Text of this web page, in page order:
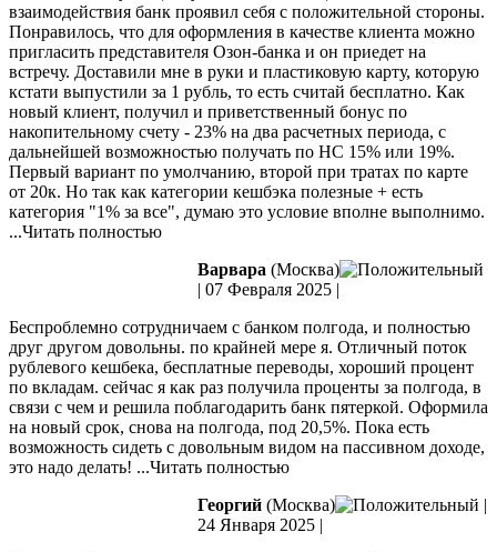
взаимодействия банк проявил себя с положительной стороны.
Понравилось, что для оформления в качестве клиента можно
пригласить представителя Озон-банка и он приедет на
встречу. Доставили мне в руки и пластиковую карту, которую
кстати выпустили за 1 рубль, то есть считай бесплатно. Как
новый клиент, получил и приветственный бонус по
накопительному счету - 23% на два расчетных периода, с
дальнейшей возможностью получать по НС 15% или 19%.
Первый вариант по умолчанию, второй при тратах по карте
от 20к. Но так как категории кешбэка полезные + есть
категория "1% за все", думаю это условие вполне выполнимо.
...Читать полностью
Варвара (Москва)
| 07 Февраля 2025 |
Беспроблемно сотрудничаем с банком полгода, и полностью
друг другом довольны. по крайней мере я. Отличный поток
рублевого кешбека, бесплатные переводы, хороший процент
по вкладам. сейчас я как раз получила проценты за полгода, в
связи с чем и решила поблагодарить банк пятеркой. Оформила
на новый срок, снова на полгода, под 20,5%. Пока есть
возможность сидеть с довольным видом на пассивном доходе,
это надо делать! ...Читать полностью
Георгий (Москва)
|
24 Января 2025 |